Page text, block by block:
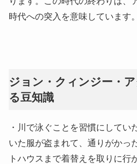
時代への突入を意味しています。
ジョン・クィンジー・
る豆知識
・川で泳ぐことを習慣にしてい
いた服が盗まれて、通りがかっ
トハウスまで着替えを取りに行